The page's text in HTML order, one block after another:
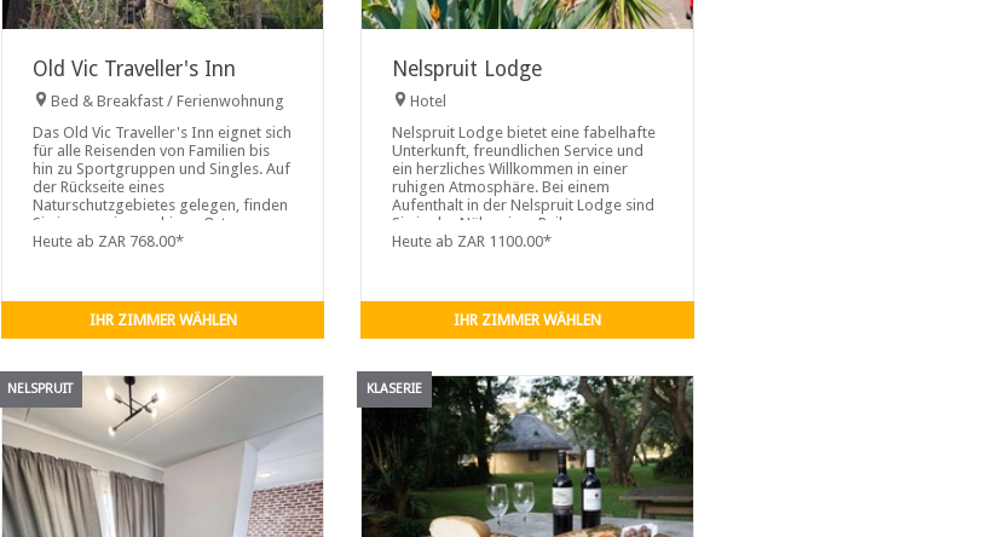
Old Vic Traveller's Inn
Bed & Breakfast / Ferienwohnung
Das Old Vic Traveller's Inn eignet sich
für alle Reisenden von Familien bis
hin zu Sportgruppen und Singles. Auf
der Rückseite eines
Naturschutzgebietes gelegen, finden
Sie immer einen ruhigen Ort zum
Entspannen. Nur 4 km vom
Heute ab ZAR 768.00*
IHR ZIMMER WÄHLEN
Nelspruit Lodge
Hotel
Nelspruit Lodge bietet eine fabelhafte
Unterkunft, freundlichen Service und
ein herzliches Willkommen in einer
ruhigen Atmosphäre. Bei einem
Aufenthalt in der Nelspruit Lodge sind
Sie in der Nähe einer Reihe von
wundervollen Attraktionen, ein paar
Heute ab ZAR 1100.00*
IHR ZIMMER WÄHLEN
NELSPRUIT KLASERIE